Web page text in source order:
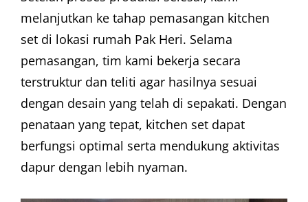
melanjutkan ke tahap pemasangan kitchen
set di lokasi rumah Pak Heri. Selama
pemasangan, tim kami bekerja secara
terstruktur dan teliti agar hasilnya sesuai
dengan desain yang telah di sepakati. Dengan
penataan yang tepat, kitchen set dapat
berfungsi optimal serta mendukung aktivitas
dapur dengan lebih nyaman.